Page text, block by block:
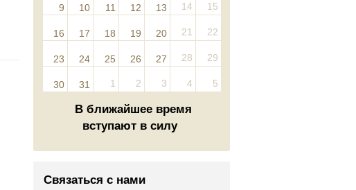
9 10 11 12 13 14 15
16 17 18 19 20 21 22
23 24 25 26 27 28 29
30 31 1 2 3 4 5
В ближайшее время
вступают в силу
Связаться с нами